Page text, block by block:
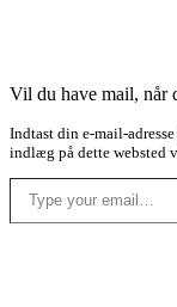
Vil du have mail, når
Indtast din e-mail-
indlæg på dette websted
Type your email…